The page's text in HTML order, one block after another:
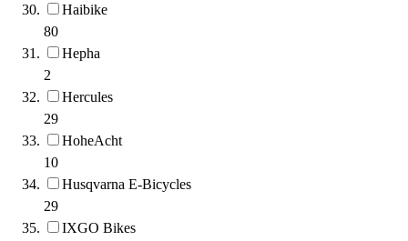
Haibike
80
Hepha
2
Hercules
29
HoheAcht
10
Husqvarna E-Bicycles
29
IXGO Bikes